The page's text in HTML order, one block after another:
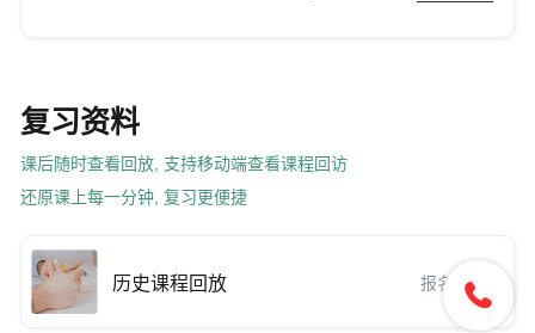
复习资料
课后随时查看回放, 支持移动端查看课程回访
还原课上每一分钟, 复习更便捷
历史课程回放 报名后可用
